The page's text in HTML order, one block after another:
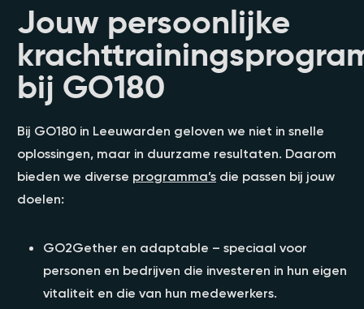
Jouw persoonlijke
bij GO180
Bij GO180 in Leeuwarden geloven we niet in snelle
oplossingen, maar in duurzame resultaten. Daarom
bieden we diverse programma’s die passen bij jouw
doelen:
GO2Gether en adaptable – speciaal voor
personen en bedrijven die investeren in hun eigen
vitaliteit en die van hun medewerkers.